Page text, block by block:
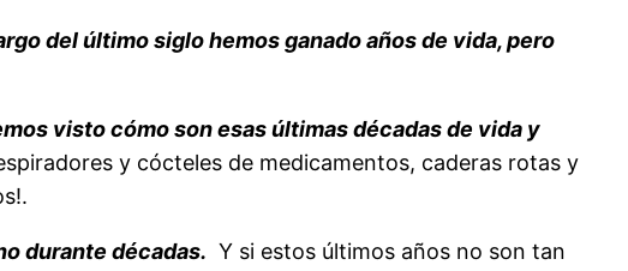
del último siglo hemos ganado años de vida, pero
visto cómo son esas últimas décadas de vida y
y cócteles de medicamentos, caderas rotas y
durante décadas. Y si estos últimos años no son tan